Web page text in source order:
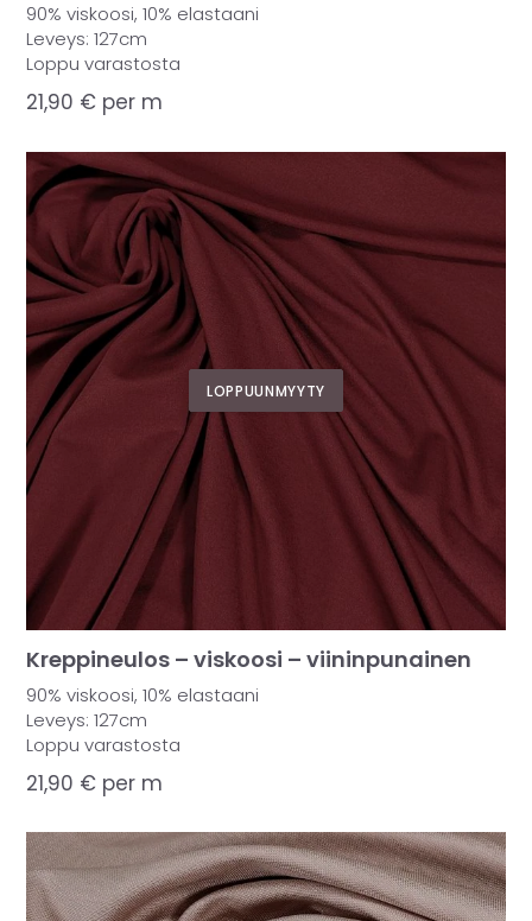
90% viskoosi, 10% elastaani
Leveys: 127cm
Loppu varastosta
21,90 € per m
Kreppineulos – viskoosi – viininpunainen
90% viskoosi, 10% elastaani
Leveys: 127cm
Loppu varastosta
21,90 € per m
LOPPUUNMYYTY